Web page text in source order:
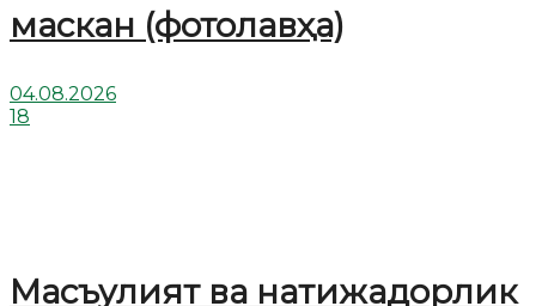
маскан (фотолавҳа)
04.08.2026
18
Масъулият ва натижадорлик